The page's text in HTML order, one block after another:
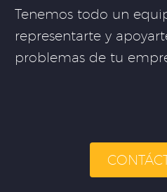
Tenemos todo un
representarte y
problemas de tu